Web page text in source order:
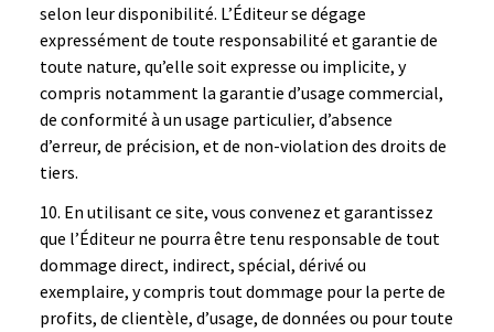
selon leur disponibilité. L’Éditeur se dégage
expressément de toute responsabilité et garantie de
toute nature, qu’elle soit expresse ou implicite, y
compris notamment la garantie d’usage commercial,
de conformité à un usage particulier, d’absence
d’erreur, de précision, et de non-violation des droits de
tiers.
En utilisant ce site, vous convenez et garantissez
que l’Éditeur ne pourra être tenu responsable de tout
dommage direct, indirect, spécial, dérivé ou
exemplaire, y compris tout dommage pour la perte de
profits, de clientèle, d’usage, de données ou pour toute